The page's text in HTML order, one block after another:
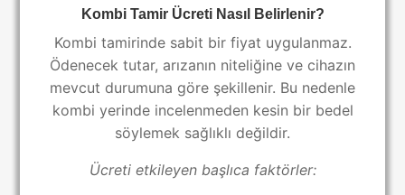
Kombi Tamir Ücreti Nasıl Belirlenir?
Kombi tamirinde sabit bir fiyat uygulanmaz.
Ödenecek tutar, arızanın niteliğine ve cihazın
mevcut durumuna göre şekillenir. Bu nedenle
kombi yerinde incelenmeden kesin bir bedel
söylemek sağlıklı değildir.
Ücreti etkileyen başlıca faktörler: